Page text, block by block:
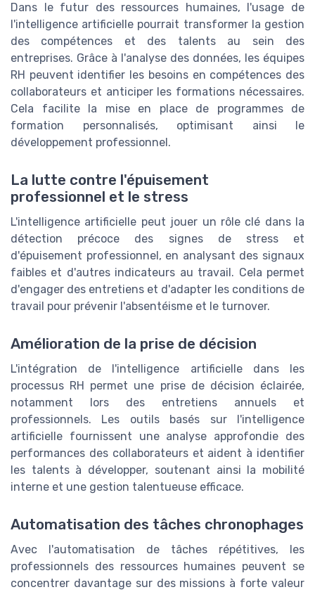
Dans le futur des ressources humaines, l'usage de
l'intelligence artificielle pourrait transformer la gestion
des compétences et des talents au sein des
entreprises. Grâce à l'analyse des données, les équipes
RH peuvent identifier les besoins en compétences des
collaborateurs et anticiper les formations nécessaires.
Cela facilite la mise en place de programmes de
formation personnalisés, optimisant ainsi le
développement professionnel.
La lutte contre l'épuisement
professionnel et le stress
L'intelligence artificielle peut jouer un rôle clé dans la
détection précoce des signes de stress et
d'épuisement professionnel, en analysant des signaux
faibles et d'autres indicateurs au travail. Cela permet
d'engager des entretiens et d'adapter les conditions de
travail pour prévenir l'absentéisme et le turnover.
Amélioration de la prise de décision
L'intégration de l'intelligence artificielle dans les
processus RH permet une prise de décision éclairée,
notamment lors des entretiens annuels et
professionnels. Les outils basés sur l'intelligence
artificielle fournissent une analyse approfondie des
performances des collaborateurs et aident à identifier
les talents à développer, soutenant ainsi la mobilité
interne et une gestion talentueuse efficace.
Automatisation des tâches chronophages
Avec l'automatisation de tâches répétitives, les
professionnels des ressources humaines peuvent se
concentrer davantage sur des missions à forte valeur